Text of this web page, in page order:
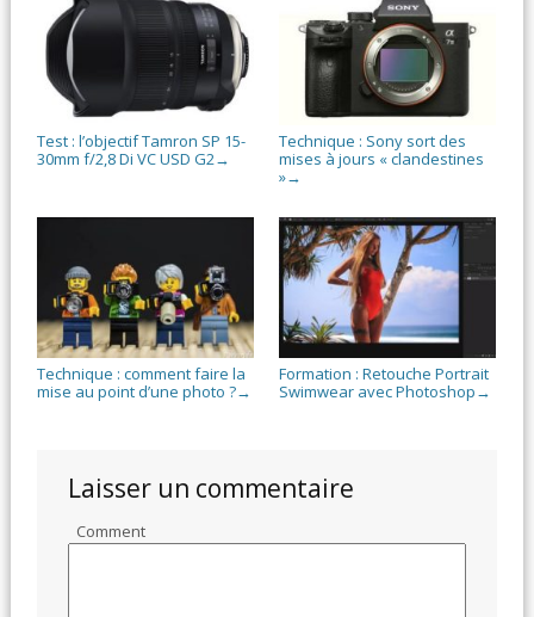
Test : l’objectif Tamron SP 15-
30mm f/2,8 Di VC USD G2→
Technique : Sony sort des
mises à jours « clandestines
»→
Technique : comment faire la
mise au point d’une photo ?→
Formation : Retouche Portrait
Swimwear avec Photoshop →
Laisser un commentaire
Comment